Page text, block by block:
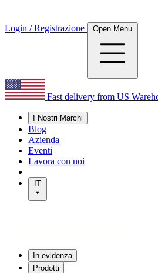
Login / Registrazione Open Menu
Fast delivery from US
I Nostri Marchi
Blog
Azienda
Eventi
Lavora con noi
|
IT
In evidenza
Prodotti